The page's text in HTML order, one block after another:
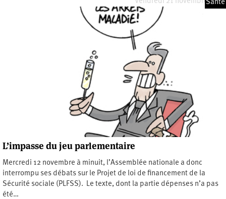
Santé
L’impasse du jeu parlementaire
Mercredi 12 novembre à minuit, l’Assemblée nationale a donc
interrompu ses débats sur le Projet de loi de financement de la
Sécurité sociale (PLFSS). Le texte, dont la partie dépenses n’a pas
été…